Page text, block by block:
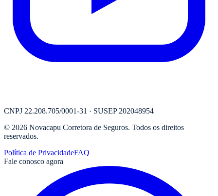
CNPJ 22.208.705/0001-31 · SUSEP 202048954
© 2026 Novacapu Corretora de Seguros. Todos os direitos
reservados.
Política de PrivacidadeFAQ
Fale conosco agora